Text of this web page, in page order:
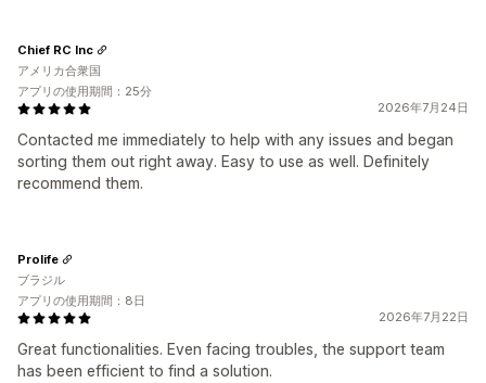
2026年7月24日
Contacted me immediately to help with any issues and began
sorting them out right away. Easy to use as well. Definitely
recommend them.
Chief RC Inc
アメリカ合衆国
アプリの使用期間：25分
2026年7月22日
Great functionalities. Even facing troubles, the support team
has been efficient to find a solution.
Prolife
ブラジル
アプリの使用期間：8日